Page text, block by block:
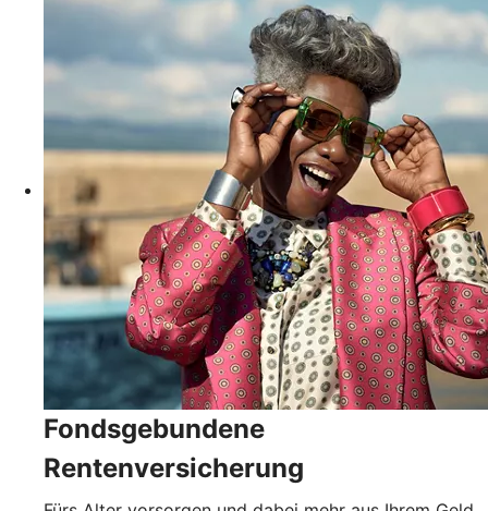
Fondsgebundene
Rentenversicherung